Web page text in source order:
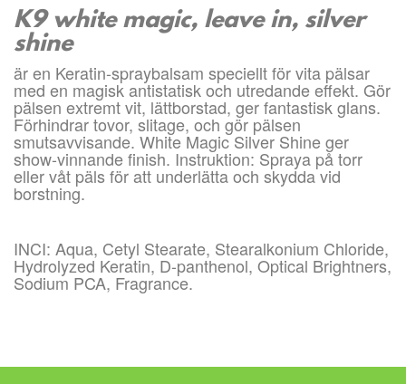
K9 white magic, leave in, silver
shine
är en Keratin-spraybalsam speciellt för vita pälsar
med en magisk antistatisk och utredande effekt. Gör
pälsen extremt vit, lättborstad, ger fantastisk glans.
Förhindrar tovor, slitage, och gör pälsen
smutsavvisande. White Magic Silver Shine ger
show-vinnande finish. Instruktion: Spraya på torr
eller våt päls för att underlätta och skydda vid
borstning.
INCI: Aqua, Cetyl Stearate, Stearalkonium Chloride,
Hydrolyzed Keratin, D-panthenol, Optical Brightners,
Sodium PCA, Fragrance.